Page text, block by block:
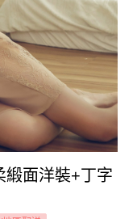
緞面洋裝+丁字